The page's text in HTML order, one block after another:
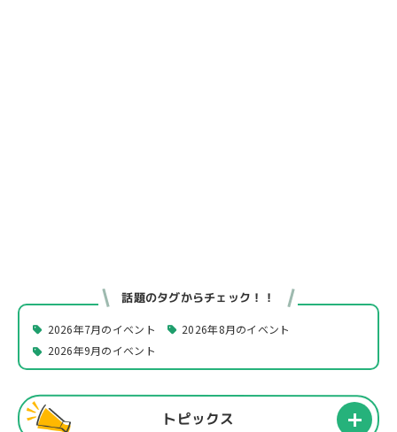
話題のタグからチェック！！
2026年7月のイベント
2026年8月のイベント
2026年9月のイベント
トピックス